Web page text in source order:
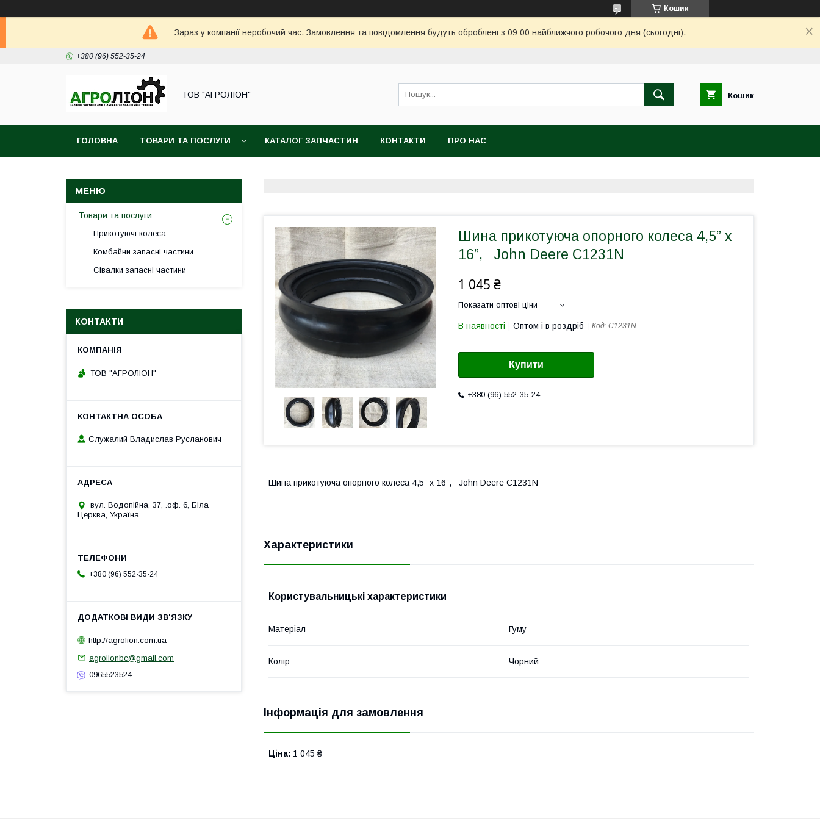
Кошик
Зараз у компанії неробочий час. Замовлення та повідомлення будуть оброблені з 09:00 найближчого робочого дня (сьогодні).
+380 (96) 552-35-24
ТОВ "АГРОЛІОН" Кошик
ГОЛОВНА ТОВАРИ ТА ПОСЛУГИ КАТАЛОГ ЗАПЧАСТИН КОНТАКТИ ПРО НАС
Шина прикотуюча опорного колеса 4,5” x
16”, John Deere C1231N
1 045 ₴
Показати оптові ціни
В наявності Оптом і в роздріб Код: C1231N
Купити
+380 (96) 552-35-24
Шина прикотуюча опорного колеса 4,5” x 16”, John Deere C1231N
Характеристики
Користувальницькі характеристики
Матеріал Гуму
Колір Чорний
Інформація для замовлення
Ціна: 1 045 ₴
Товари та послуги
Прикотуючі колеса
Комбайни запасні частини
Сівалки запасні частини
КОНТАКТИ
ТОВ "АГРОЛІОН"
Служалий Владислав Русланович
вул. Водопійна, 37, .оф. 6, Біла
Церква, Україна
+380 (96) 552-35-24
http://agrolion.com.ua
agrolionbc@gmail.com
0965523524